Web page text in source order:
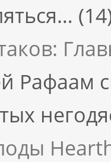
Рафаам